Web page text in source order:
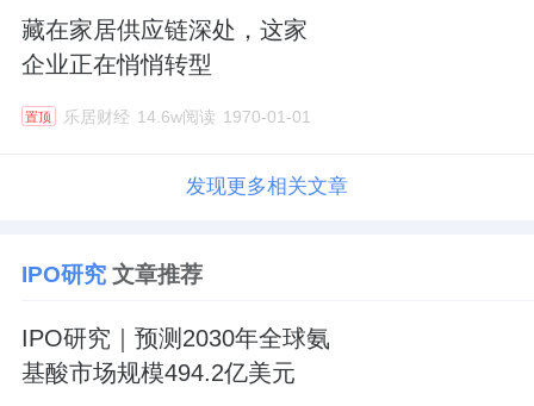
藏在家居供应链深处，这家
企业正在悄悄转型
置顶 乐居财经 14.6w阅读 1970-01-01
发现更多相关文章
IPO研究文章推荐
IPO研究｜预测2030年全球氨
基酸市场规模494.2亿美元